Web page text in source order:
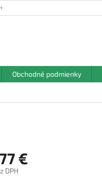
OSOBNÝCH ÚDAJOV
Obchodné podmienky
€
DPH